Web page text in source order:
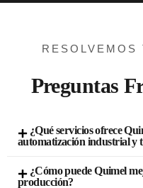
RESOLVEMOS
Preguntas
¿Qué servicios ofrece
automatización industrial y
¿Cómo puede Quimel
producción?